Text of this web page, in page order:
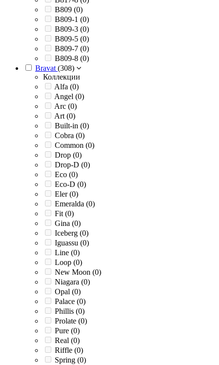
B809 (0)
B809-1 (0)
B809-3 (0)
B809-5 (0)
B809-7 (0)
B809-8 (0)
Bravat (308)
Коллекции
Alfa (0)
Angel (0)
Arc (0)
Art (0)
Built-in (0)
Cobra (0)
Common (0)
Drop (0)
Drop-D (0)
Eco (0)
Eco-D (0)
Eler (0)
Emeralda (0)
Fit (0)
Gina (0)
Iceberg (0)
Iguassu (0)
Line (0)
Loop (0)
New Moon (0)
Niagara (0)
Opal (0)
Palace (0)
Phillis (0)
Prolate (0)
Pure (0)
Real (0)
Riffle (0)
Spring (0)